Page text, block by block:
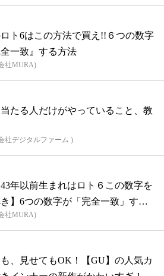
ト6はこの方法で買え!!６つの数字
一致』する方法
社MURA)
たる人だけがやっていること、教
社デジタルファーム )
43年以前生まれはロト６この数字を
】6つの数字が「完全一致」する
社MURA)
、見せてもOK！【GU】の人気カ